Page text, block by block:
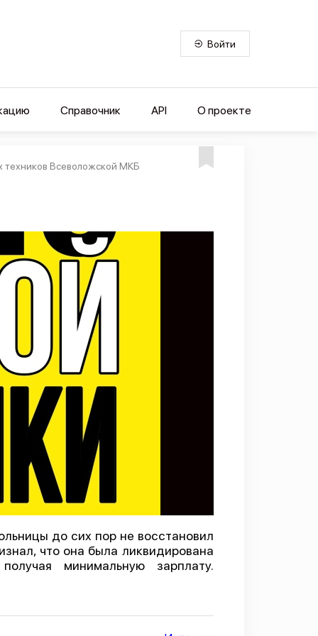
Войти
Справочник API О проекте
техников Всеволожской МКБ
до сих пор не восстановил
что она была ликвидирована
минимальную зарплату.